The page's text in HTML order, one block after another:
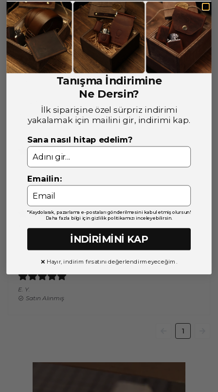
Yorumlar Yorum Yap
4 değerlendirmeye göre
Şık vr özel bir hediye
çok şık.
İ.
T.
E. Y.
Satın Alınmış
1
Tanışma İndirimine
Ne Dersin?
İlk siparişine özel sürpriz indirimi
yakalamak için mailini gir, indirimi kap.
Sana nasıl hitap edelim?
Emailin:
*Kaydolarak, pazarlama e-postaları gönderilmesini kabul etmiş olursun!
Daha fazla bilgi için gizlilik politikamızı inceleyebilirsin.
İNDİRİMİNİ KAP
❌ Hayır, indirim fırsatını değerlendirmeyeceğim.